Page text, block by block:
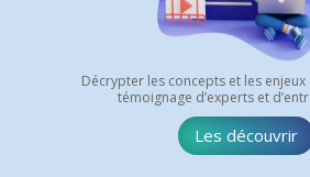
Décrypter les concepts et les enjeux
témoignage d’experts et
Les découvrir